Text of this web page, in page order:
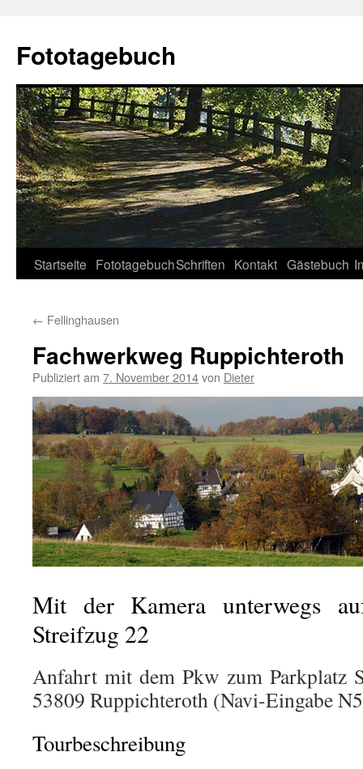
Fototagebuch
Startseite FototagebuchSchriften Kontakt Gästebuch
← Fellinghausen
Fachwerkweg Ruppichteroth
Publiziert am 7. November 2014von Dieter
Mit der Kamera unterwegs
Streifzug 22
Anfahrt mit dem Pkw zum Parkplatz
53809 Ruppichteroth (Navi-Eingabe
Tourbeschreibung